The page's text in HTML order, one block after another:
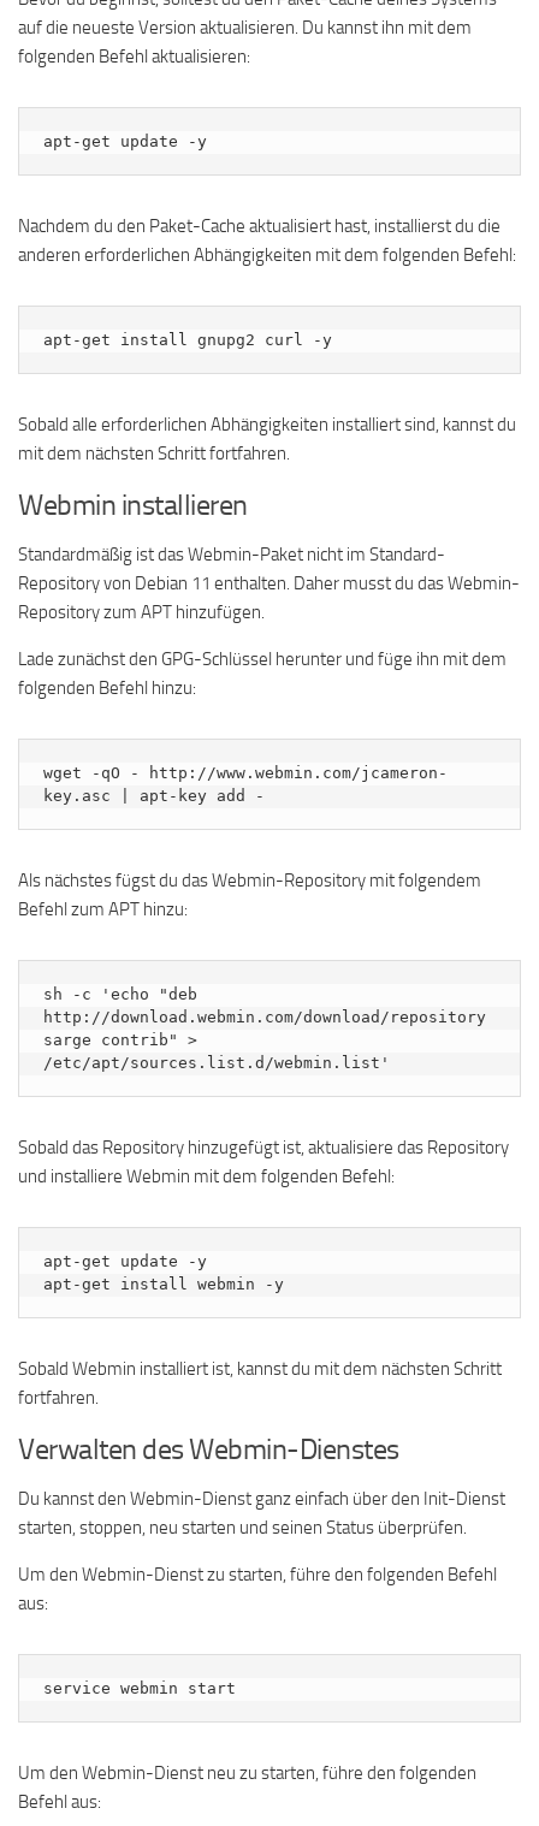
auf die neueste Version aktualisieren. Du kannst ihn mit dem
folgenden Befehl aktualisieren:
apt-get update -y
Nachdem du den Paket-Cache aktualisiert hast, installierst du die
anderen erforderlichen Abhängigkeiten mit dem folgenden Befehl:
apt-get install gnupg2 curl -y
Sobald alle erforderlichen Abhängigkeiten installiert sind, kannst du
mit dem nächsten Schritt fortfahren.
Webmin installieren
Standardmäßig ist das Webmin-Paket nicht im Standard-
Repository von Debian 11 enthalten. Daher musst du das Webmin-
Repository zum APT hinzufügen.
Lade zunächst den GPG-Schlüssel herunter und füge ihn mit dem
folgenden Befehl hinzu:
wget -qO - http://www.webmin.com/jcameron-
key.asc | apt-key add -
Als nächstes fügst du das Webmin-Repository mit folgendem
Befehl zum APT hinzu:
sh -c 'echo "deb
http://download.webmin.com/download/repository
sarge contrib" >
/etc/apt/sources.list.d/webmin.list'
Sobald das Repository hinzugefügt ist, aktualisiere das Repository
und installiere Webmin mit dem folgenden Befehl:
apt-get update -y
apt-get install webmin -y
Sobald Webmin installiert ist, kannst du mit dem nächsten Schritt
fortfahren.
Verwalten des Webmin-Dienstes
Du kannst den Webmin-Dienst ganz einfach über den Init-Dienst
starten, stoppen, neu starten und seinen Status überprüfen.
Um den Webmin-Dienst zu starten, führe den folgenden Befehl
aus:
service webmin start
Um den Webmin-Dienst neu zu starten, führe den folgenden
Befehl aus: